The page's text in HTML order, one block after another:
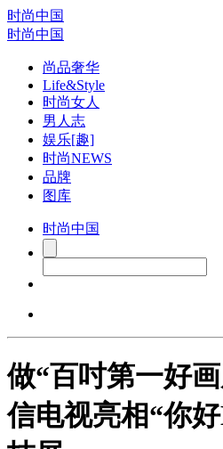
时尚中国
时尚中国
尚品奢华
Life&Style
时尚女人
男人志
娱乐[趣]
时尚NEWS
品牌
图库
时尚中国
做“百吋第一好
信电视亮相“你